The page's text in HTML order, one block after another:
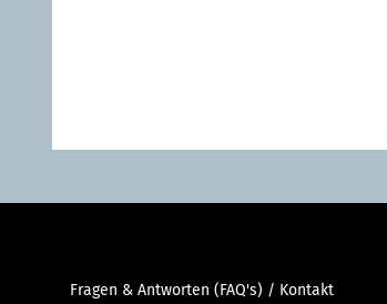
Fragen & Antworten (FAQ's) / Kontakt